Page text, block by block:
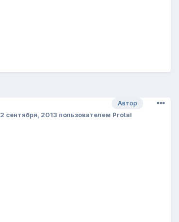
Автор
2 сентября, 2013 пользователем Protal